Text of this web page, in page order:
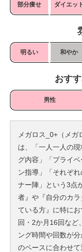
部分痩せ ダイエッ
明るい 和やか
おす
男性
メガロス_0+（メ
は、「一人一人の
グ内容」「プライ
ン指導」「それぞ
ナー陣」という3点
者』や『自分のカ
ている方』に特に
回・2か月16回など
ング時間や回数が
のペースに合わせて